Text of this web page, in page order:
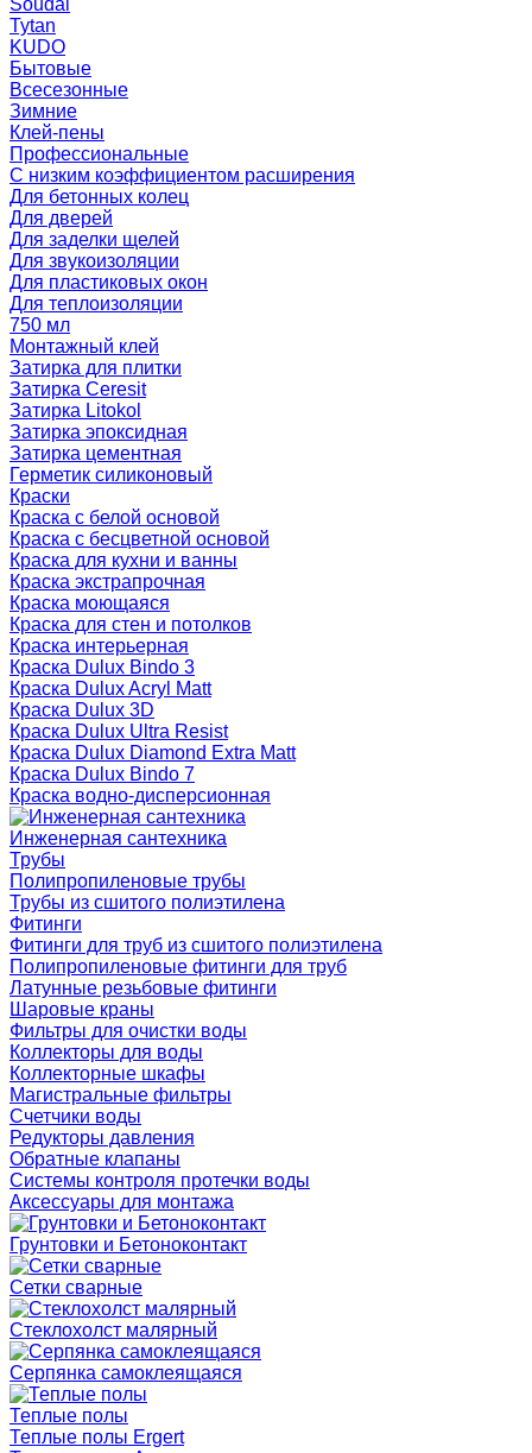
Soudal
Tytan
KUDO
Бытовые
Всесезонные
Зимние
Клей-пены
Профессиональные
С низким коэффициентом расширения
Для бетонных колец
Для дверей
Для заделки щелей
Для звукоизоляции
Для пластиковых окон
Для теплоизоляции
750 мл
Монтажный клей
Затирка для плитки
Затирка Ceresit
Затирка Litokol
Затирка эпоксидная
Затирка цементная
Герметик силиконовый
Краски
Краска с белой основой
Краска с бесцветной основой
Краска для кухни и ванны
Краска экстрапрочная
Краска моющаяся
Краска для стен и потолков
Краска интерьерная
Краска Dulux Bindo 3
Краска Dulux Acryl Matt
Краска Dulux 3D
Краска Dulux Ultra Resist
Краска Dulux Diamond Extra Matt
Краска Dulux Bindo 7
Краска водно-дисперсионная
Инженерная сантехника
Трубы
Полипропиленовые трубы
Трубы из сшитого полиэтилена
Фитинги
Фитинги для труб из сшитого полиэтилена
Полипропиленовые фитинги для труб
Латунные резьбовые фитинги
Шаровые краны
Фильтры для очистки воды
Коллекторы для воды
Коллекторные шкафы
Магистральные фильтры
Счетчики воды
Редукторы давления
Обратные клапаны
Системы контроля протечки воды
Аксессуары для монтажа
Грунтовки и Бетоноконтакт
Сетки сварные
Cтеклохолст малярный
Серпянка самоклеящаяся
Теплые полы
Теплые полы Ergert